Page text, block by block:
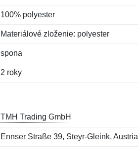
100% polyester
Materiálové zloženie: polyester
spona
2 roky
TMH Trading GmbH
Ennser Straße 39, Steyr-Gleink, Austria